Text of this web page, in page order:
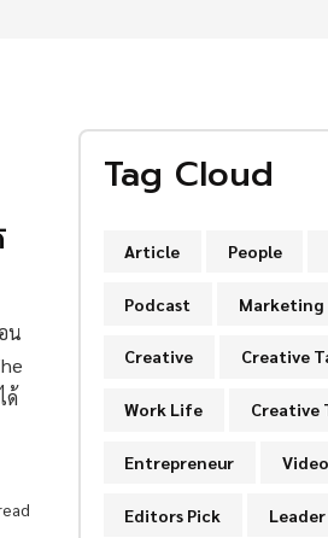
น
ด้
Tag Cloud
Article People
Podcast Marketing
Creative Creative
Work Life Creative
Entrepreneur Video
Editors Pick Leader